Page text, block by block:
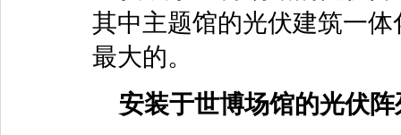
其中主题馆的光伏建筑一
最大的。
安装于世博场馆的光伏阵